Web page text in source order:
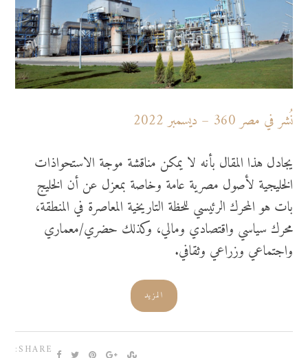
نُشر في مصر 360 – ديسمبر 2022
يجادل هذا المقال بأنه لا يمكن مناقشة موجة الاستحواذات
الخليجية لأصول مصرية عامة وخاصة بمعزل عن أن الخليج
بات هو المحرك الرئيسي للحظة التاريخية المعاصرة في المنطقة،
محرك سياسي واقتصادي ومالي، وكذلك حضري/معماري
واجتماعي وزراعي وثقافي.
المزيد
SHARE: